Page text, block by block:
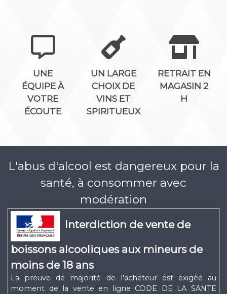
UNE
ÉQUIPE À
VOTRE
ÉCOUTE
UN LARGE
CHOIX DE
VINS ET
SPIRITUEUX
RETRAIT EN
MAGASIN 2
H
L'abus d'alcool est dangereux pour la
santé, à consommer avec
modération
Interdiction de vente de
boissons alcooliques aux mineurs de
moins de 18 ans
La preuve de majorité de l'acheteur est exigée au
moment de la vente en ligne CODE DE LA SANTE